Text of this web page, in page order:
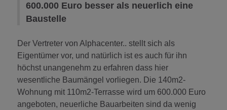
600.000 Euro besser als neuerlich eine
Baustelle
Der Vertreter von Alphacenter.. stellt sich als
Eigentümer vor, und natürlich ist es auch für ihn
höchst unangenehm zu erfahren dass hier
wesentliche Baumängel vorliegen. Die 140m2-
Wohnung mit 110m2-Terrasse wird um 600.000 Euro
angeboten, neuerliche Bauarbeiten sind da wenig